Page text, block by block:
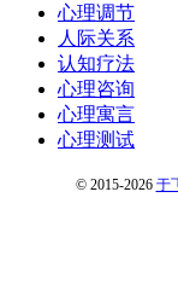
心理调节
人际关系
认知疗法
心理咨询
心理寓言
心理测试
© 2015-2026 于